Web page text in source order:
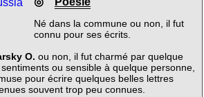
Né dans la commune ou non, il fut
connu pour ses écrits.
O. ou non, il fut charmé par quelque
ou sensible à quelque personne,
pour écrire quelques belles lettres
souvent trop peu connues.